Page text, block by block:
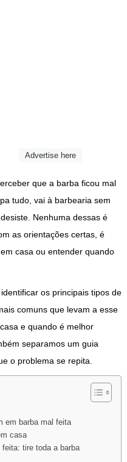
Advertise here
que a barba ficou mal
tudo, vai à barbearia sem
Nenhuma dessas é
as orientações certas, é
casa ou entender quando
os principais tipos de
comuns que levam a esse
e quando é melhor
separamos um guia
o problema se repita.
em barba mal feita
casa
feita: tire toda a barba